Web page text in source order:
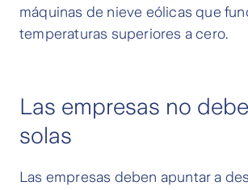
máquinas de nieve eólicas que
temperaturas superiores a cero.
Las empresas no
solas
Las empresas deben apuntar a